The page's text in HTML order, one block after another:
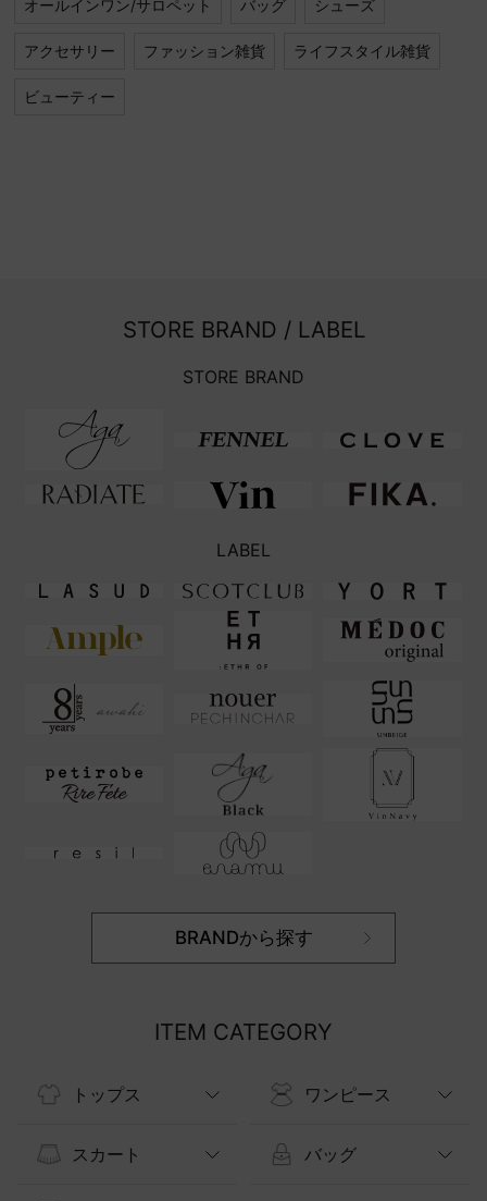
オールインワン/サロペット バッグ シューズ
アクセサリー ファッション雑貨 ライフスタイル雑貨
ビューティー
STORE BRAND / LABEL
STORE BRAND
LABEL
BRANDから探す
ITEM CATEGORY
トップス
スカート
ワンピース
バッグ